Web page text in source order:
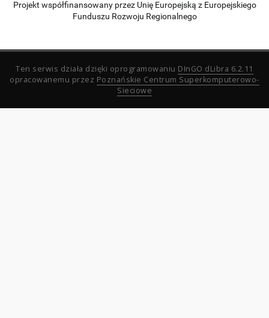
Projekt współfinansowany przez Unię Europejską z Europejskiego
Funduszu Rozwoju Regionalnego
Ten serwis działa dzięki oprogramowaniu DInGO dLibra 6.2.11
opracowanemu przez Poznańskie Centrum Superkomputerowo-
Sieciowe